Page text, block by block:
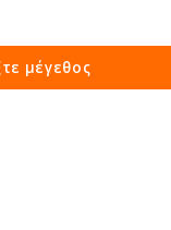
μέγεθος